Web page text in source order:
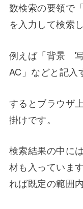
数検索の要領で
を入力して検索し
例えば「背景
AC」などと記入
するとブラウザ
掛けです。
検索結果の中に
材も入っていま
れば既定の範囲